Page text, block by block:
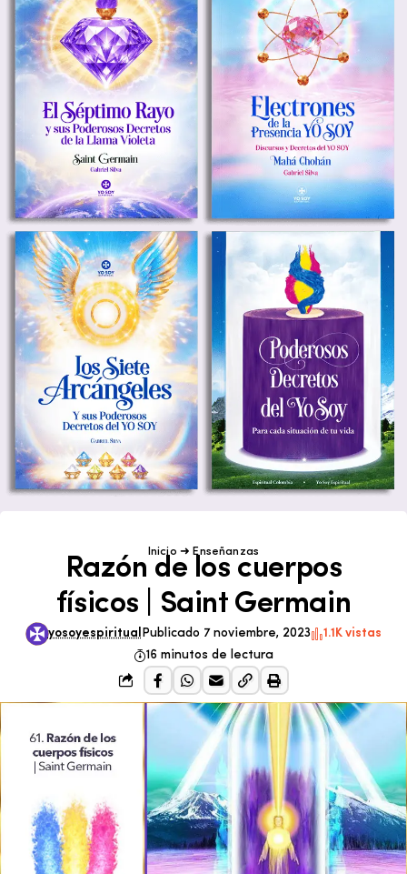
Inicio ➜ Enseñanzas
Razón de los cuerpos
físicos | Saint Germain
yosoyespiritual Publicado 7 noviembre, 2023
1.1K vistas
16 minutos de lectura